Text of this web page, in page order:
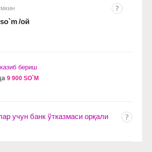
/ой
бериш
9 900 SO`M
учун банк ўтказмаси орқали